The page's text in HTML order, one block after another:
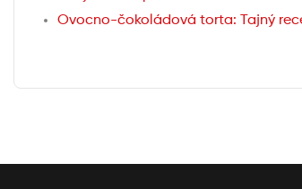
Ovocno-čokoládová torta: Tajný